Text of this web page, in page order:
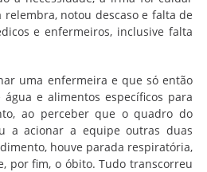
relembra, notou descaso e falta de
e enfermeiros, inclusive falta
uma enfermeira e que só então
e alimentos específicos para
ao perceber que o quadro do
a acionar a equipe outras duas
houve parada respiratória,
por fim, o óbito. Tudo transcorreu